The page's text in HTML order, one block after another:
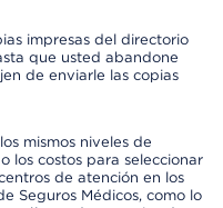
impresas del directorio
que usted abandone
de enviarle las copias
mismos niveles de
los costos para seleccionar
de atención en los
Seguros Médicos, como lo